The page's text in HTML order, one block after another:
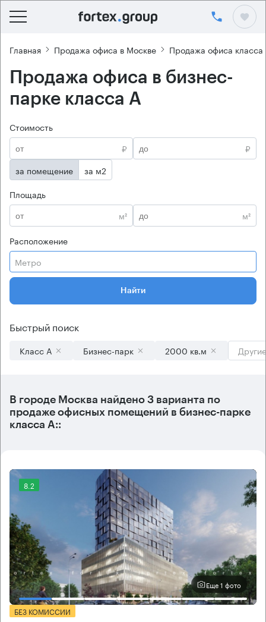
Главная Продажа офиса в Москве Продажа офиса класса
Продажа офиса в бизнес-
парке класса А
Стоимость
₽
₽
за помещение
за м2
Площадь
м²
м²
Расположение
Метро
Найти
Быстрый поиск
Класс А Бизнес-парк 2000 кв.м
В городе Москва найдено 3 варианта по
продаже офисных помещений в бизнес-парке
класса А::
8.2
Еще 1 фото
БЕЗ КОМИССИИ